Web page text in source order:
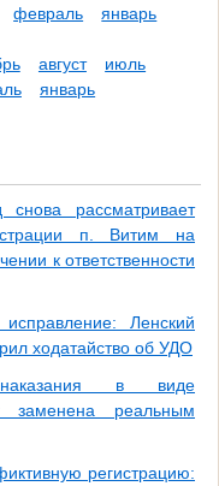
февраль
январь
август
июль
январь
рассматривает
п. Витим на
к ответственности
Ленский
ходатайство об УДО
в виде
заменена реальным
регистрацию: